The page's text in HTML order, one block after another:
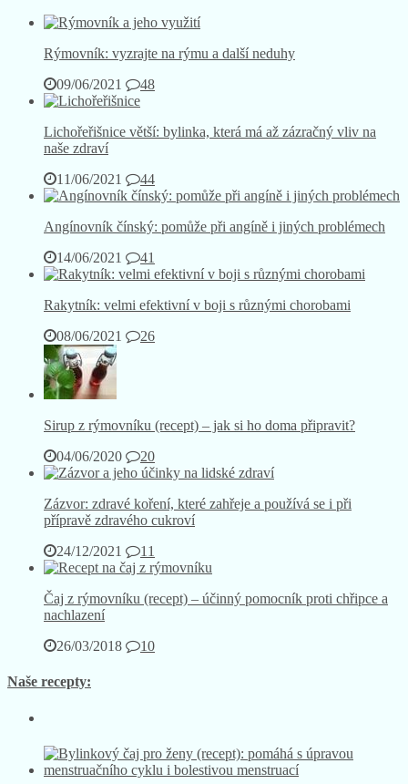
Rýmovník: vyzrajte na rýmu a další neduhy
09/06/2021
48
Lichořeřišnice větší: bylinka, která má až zázračný vliv na
naše zdraví
11/06/2021
44
Angínovník čínský: pomůže při angíně i jiných problémech
14/06/2021
41
Rakytník: velmi efektivní v boji s různými chorobami
08/06/2021
26
Sirup z rýmovníku (recept) – jak si ho doma připravit?
04/06/2020
20
Zázvor: zdravé koření, které zahřeje a používá se i při
přípravě zdravého cukroví
24/12/2021
11
Čaj z rýmovníku (recept) – účinný pomocník proti chřipce a
nachlazení
26/03/2018
10
Naše recepty: